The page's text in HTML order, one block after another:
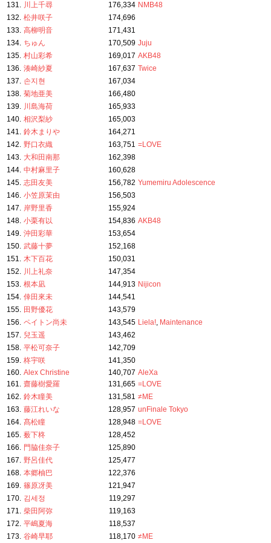
131. 川上千尋 176,334 NMB48
132. 松井咲子
174,696
133. 高柳明音
171,431
134. ちゅん 170,509 Juju
135. 村山彩希 169,017 AKB48
136. 湊崎紗夏 167,637 Twice
137. 손지현
167,034
138. 菊地亜美
166,480
139. 川島海荷
165,933
140. 相沢梨紗
165,003
141. 鈴木まりや
164,271
142. 野口衣織 163,751 =LOVE
143. 大和田南那
162,398
144. 中村麻里子
160,628
145. 志田友美 156,782 Yumemiru Adolescence
146. 小笠原茉由
156,503
147. 岸野里香
155,924
148. 小栗有以 154,836 AKB48
149. 沖田彩華
153,654
150. 武藤十夢
152,168
151. 木下百花
150,031
152. 川上礼奈
147,354
153. 根本凪 144,913 Nijicon
154. 倖田來未
144,541
155. 田野優花
143,579
156. ペイトン尚未 143,545 Liela!, Maintenance
157. 兒玉遥
143,462
158. 平松可奈子
142,709
159. 柊宇咲
141,350
160. Alex Christine 140,707 AleXa
161. 齋藤樹愛羅 131,665 =LOVE
162. 鈴木瞳美 131,581 ≠ME
163. 藤江れいな 128,957 unFinale Tokyo
164. 髙松瞳 128,948 =LOVE
165. 薮下柊
128,452
166. 門脇佳奈子
125,890
167. 野呂佳代
125,477
168. 本郷柚巴
122,376
169. 篠原冴美
121,947
170. 김세정
119,297
171. 柴田阿弥
119,163
172. 平嶋夏海
118,537
173. 谷崎早耶 118,170 ≠ME